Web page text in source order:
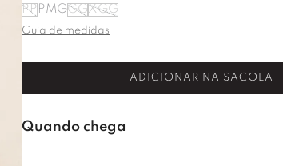
PP PMGGGXGG
Guia de medidas
ADICIONAR NA SACOLA